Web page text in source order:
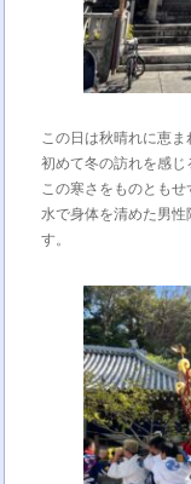
この日は秋晴れに恵ま
初めて冬の訪れを感じ
この寒さをものともせ
水で身体を清めた男
す。